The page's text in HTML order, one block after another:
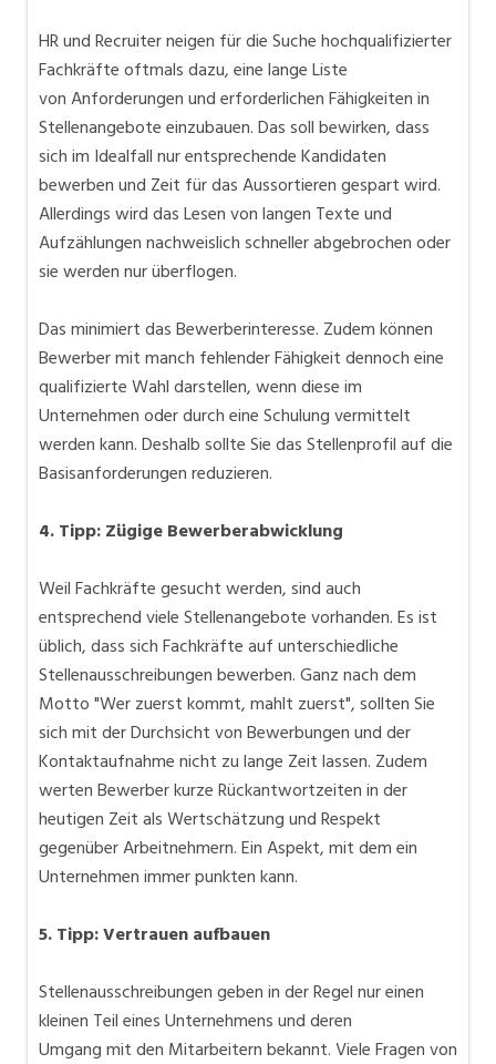
HR und Recruiter neigen für die Suche hochqualifizierter
Fachkräfte oftmals dazu, eine lange Liste
von Anforderungen und erforderlichen Fähigkeiten in
Stellenangebote einzubauen. Das soll bewirken, dass
sich im Idealfall nur entsprechende Kandidaten
bewerben und Zeit für das Aussortieren gespart wird.
Allerdings wird das Lesen von langen Texte und
Aufzählungen nachweislich schneller abgebrochen oder
sie werden nur überflogen.
Das minimiert das Bewerberinteresse. Zudem können
Bewerber mit manch fehlender Fähigkeit dennoch eine
qualifizierte Wahl darstellen, wenn diese im
Unternehmen oder durch eine Schulung vermittelt
werden kann. Deshalb sollte Sie das Stellenprofil auf die
Basisanforderungen reduzieren.
4. Tipp: Zügige Bewerberabwicklung
Weil Fachkräfte gesucht werden, sind auch
entsprechend viele Stellenangebote vorhanden. Es ist
üblich, dass sich Fachkräfte auf unterschiedliche
Stellenausschreibungen bewerben. Ganz nach dem
Motto "Wer zuerst kommt, mahlt zuerst", sollten Sie
sich mit der Durchsicht von Bewerbungen und der
Kontaktaufnahme nicht zu lange Zeit lassen. Zudem
werten Bewerber kurze Rückantwortzeiten in der
heutigen Zeit als Wertschätzung und Respekt
gegenüber Arbeitnehmern. Ein Aspekt, mit dem ein
Unternehmen immer punkten kann.
5. Tipp: Vertrauen aufbauen
Stellenausschreibungen geben in der Regel nur einen
kleinen Teil eines Unternehmens und deren
Umgang mit den Mitarbeitern bekannt. Viele Fragen von